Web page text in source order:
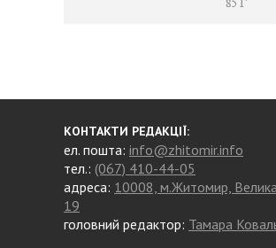
КОНТАКТИ РЕДАКЦІЇ:
ел. пошта: info@zhitomir.info
тел.: (067) 410-44-05
адреса: 10008, м.Житомир, Велика
19
головний редактор: Тамара